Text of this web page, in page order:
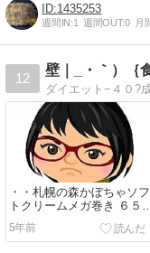
1435253
週間IN:1 週間OUT:0 月
12
壁｜_・｀）｛
・・札幌の森かぼちゃソフ
トクリームメガ巻き ６５
円(木曜半額３２５円)今...
5年前